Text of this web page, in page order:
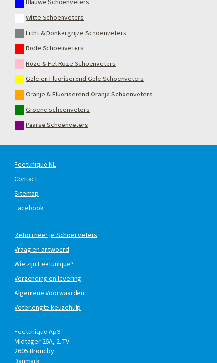
Blauwe Schoenveters
Witte Schoenveters
Licht & Donkergrijze Schoenveters
Rode Schoenveters
Roze & Fel Roze Schoenveters
Gele en Fluoriserend Gele Schoenveters
Oranje & Fluoriserend Oranje Schoenveters
Groene schoenveters
Paarse Schoenveters
Feetunique NL
Contact
Sitemap
Facebook
Retourneer je Schoenveters
Vraag en antwoord
Wie zijn Feetunique?
Verzending en levering
Algemene Voorwaarden
Veterlengte keuzehulp
Feetunique ApS
Midtager 26A, 2. TV
2605 Brøndby
Danmark